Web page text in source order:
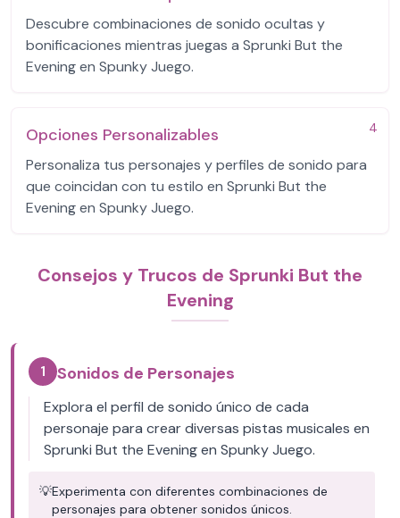
Descubre combinaciones de sonido ocultas y
bonificaciones mientras juegas a Sprunki But the
Evening en Spunky Juego.
4
Opciones Personalizables
Personaliza tus personajes y perfiles de sonido para
que coincidan con tu estilo en Sprunki But the
Evening en Spunky Juego.
Consejos y Trucos de Sprunki But the
Evening
1 Sonidos de Personajes
Explora el perfil de sonido único de cada
personaje para crear diversas pistas musicales en
Sprunki But the Evening en Spunky Juego.
💡Experimenta con diferentes combinaciones de
personajes para obtener sonidos únicos.